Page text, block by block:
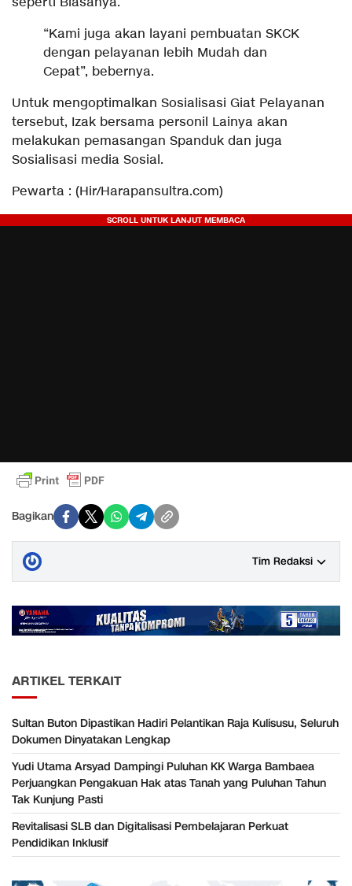
“Kami juga akan layani pembuatan SKCK
dengan pelayanan lebih Mudah dan
Cepat”, bebernya.
Untuk mengoptimalkan Sosialisasi Giat Pelayanan
tersebut, Izak bersama personil Lainya akan
melakukan pemasangan Spanduk dan juga
Sosialisasi media Sosial.
Pewarta : (Hir/Harapansultra.com)
Bagikan
Tim Redaksi
ARTIKEL TERKAIT
Sultan Buton Dipastikan Hadiri Pelantikan Raja Kulisusu, Seluruh
Dokumen Dinyatakan Lengkap
Yudi Utama Arsyad Dampingi Puluhan KK Warga Bambaea
Perjuangkan Pengakuan Hak atas Tanah yang Puluhan Tahun
Tak Kunjung Pasti
Revitalisasi SLB dan Digitalisasi Pembelajaran Perkuat
Pendidikan Inklusif